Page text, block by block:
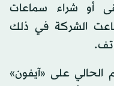
أو شراء سماعات
الشركة في ذلك
على «آيفون»